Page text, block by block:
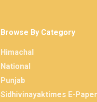
Browse By Category
Himachal
National
Punjab
Sidhivinayaktimes E-Paper